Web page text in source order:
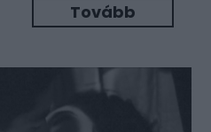
Tovább